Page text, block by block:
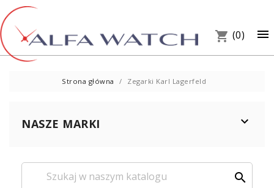

shopping_cart (0)
Strona główna Zegarki Karl Lagerfeld
NASZE MARKI 
search